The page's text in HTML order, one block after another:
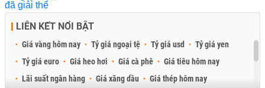
LIÊN KẾT NỔI BẬT
Giá vàng hôm nay Tỷ giá ngoại tệ Tỷ giá usd
Tỷ giá yen
Tỷ giá euro
Giá heo hơi Giá cà phê
Giá tiêu hôm nay
Lãi suất ngân hàng
Giá xăng dầu
Giá thép hôm nay